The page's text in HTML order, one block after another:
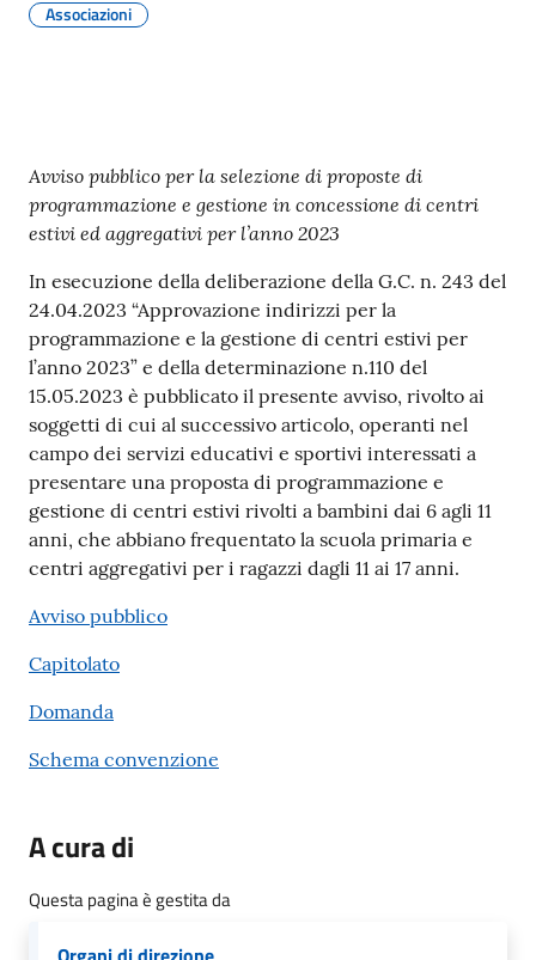
Associazioni
Contenuto
Avviso pubblico per la selezione di proposte di
programmazione e gestione in concessione di centri
estivi ed aggregativi per l’anno 2023
In esecuzione della deliberazione della G.C. n. 243 del
24.04.2023 “Approvazione indirizzi per la
programmazione e la gestione di centri estivi per
l’anno 2023” e della determinazione n.110 del
15.05.2023 è pubblicato il presente avviso, rivolto ai
soggetti di cui al successivo articolo, operanti nel
campo dei servizi educativi e sportivi interessati a
presentare una proposta di programmazione e
gestione di centri estivi rivolti a bambini dai 6 agli 11
anni, che abbiano frequentato la scuola primaria e
centri aggregativi per i ragazzi dagli 11 ai 17 anni.
Avviso pubblico
Capitolato
Domanda
Schema convenzione
A cura di
Questa pagina è gestita da